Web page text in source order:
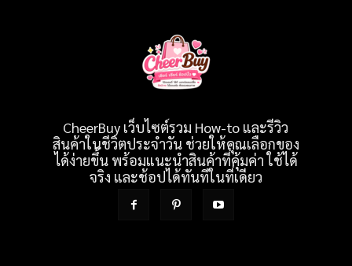
CheerBuy เว็บไซต์รวม How-to และรีวิว
สินค้าในชีวิตประจำวัน ช่วยให้คุณเลือกของ
ได้ง่ายขึ้น พร้อมแนะนำสินค้าที่คุ้มค่า ใช้ได้
จริง และช้อปได้ทันทีในที่เดียว